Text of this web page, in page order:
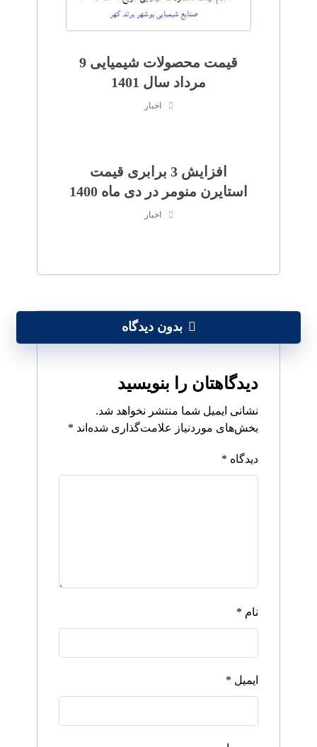
قیمت محصولات شیمیایی 9
مرداد سال 1401
اخبار
افزایش 3 برابری قیمت
استایرن منومر در دی ماه 1400
اخبار
بدون دیدگاه
دیدگاهتان را بنویسید
نشانی ایمیل شما منتشر نخواهد شد.
بخش‌های موردنیاز علامت‌گذاری شده‌اند *
دیدگاه *
نام *
ایمیل *